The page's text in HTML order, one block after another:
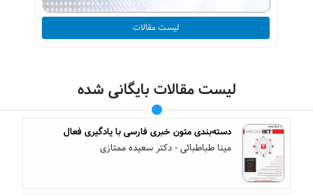
لیست مقالات
لیست مقالات بایگانی شده
دسته‌بندی متون خبری فارسی با یادگیری فعال
مینا طباطبائی - دکتر سعیده ممتازی